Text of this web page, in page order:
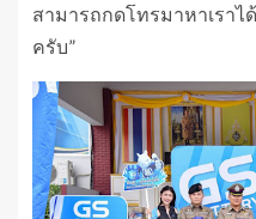
สามารถกดโทรมาหาเราไ
ครับ”